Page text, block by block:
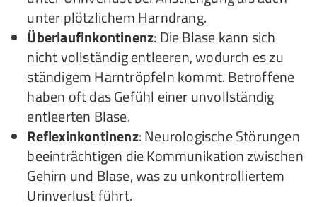
unter plötzlichem Harndrang.
Überlaufinkontinenz: Die Blase kann sich
nicht vollständig entleeren, wodurch es zu
ständigem Harntröpfeln kommt. Betroffene
haben oft das Gefühl einer unvollständig
entleerten Blase.
Reflexinkontinenz: Neurologische Störungen
beeinträchtigen die Kommunikation zwischen
Gehirn und Blase, was zu unkontrolliertem
Urinverlust führt.